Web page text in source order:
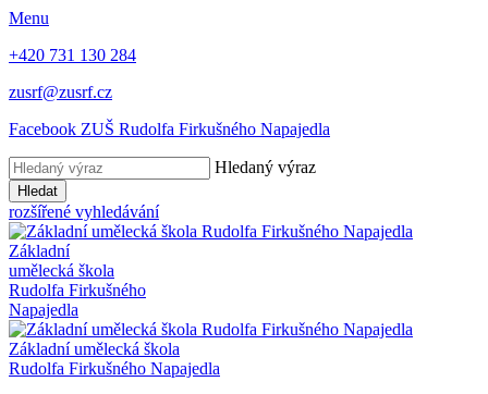
Menu
+420 731 130 284
zusrf@zusrf.cz
Facebook ZUŠ Rudolfa Firkušného Napajedla
Hledaný výraz
Hledat
rozšířené vyhledávání
Základní
umělecká škola
Rudolfa Firkušného
Napajedla
Základní umělecká škola
Rudolfa Firkušného Napajedla